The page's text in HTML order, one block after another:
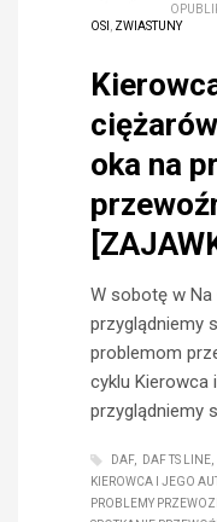
OSI
ZWIASTUNY
oka na
W sobotę w
przyglądniemy
problemom
cyklu Kierowca
przyglądniemy
DAF DAF TS LINE
KIEROWCA I JEGO
PROBLEMY